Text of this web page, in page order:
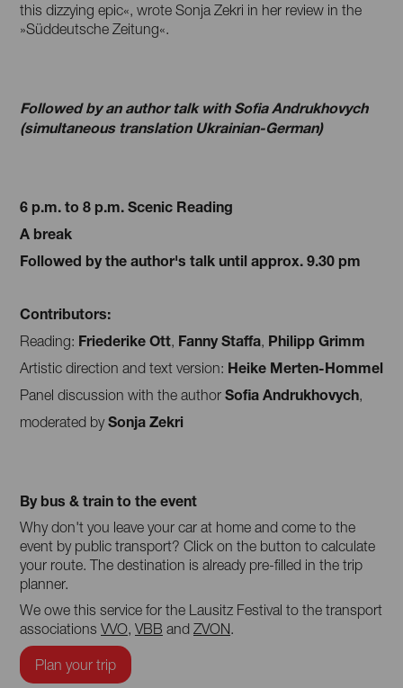
this dizzying epic«, wrote Sonja Zekri in her review in the
»Süddeutsche Zeitung«.
Followed by an author talk with Sofia Andrukhovych
(simultaneous translation Ukrainian-German)
6 p.m. to 8 p.m. Scenic Reading
A break
Followed by the author's talk until approx. 9.30 pm
Contributors:
Reading: Friederike Ott, Fanny Staffa, Philipp Grimm
Artistic direction and text version: Heike Merten-Hommel
Panel discussion with the author Sofia Andrukhovych,
moderated bySonja Zekri
By bus & train to the event
Why don't you leave your car at home and come to the
event by public transport? Click on the button to calculate
your route. The destination is already pre-filled in the trip
planner.
We owe this service for the Lausitz Festival to the transport
associations VVO, VBB and ZVON.
Plan your trip